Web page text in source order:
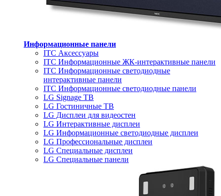
Информационные панели
ITC Аксессуары
ITC Информационные ЖК-интерактивные панели
ITC Информационные светодиодные
интерактивные панели
ITC Информационные светодиодные панели
LG Signage ТВ
LG Гостиничные ТВ
LG Дисплеи для видеостен
LG Интерактивные дисплеи
LG Информационные светодиодные дисплеи
LG Профессиональные дисплеи
LG Специальные дисплеи
LG Специальные панели